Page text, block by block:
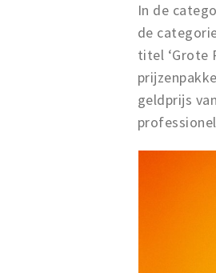
In de
de
titel ‘Grote
geldprijs